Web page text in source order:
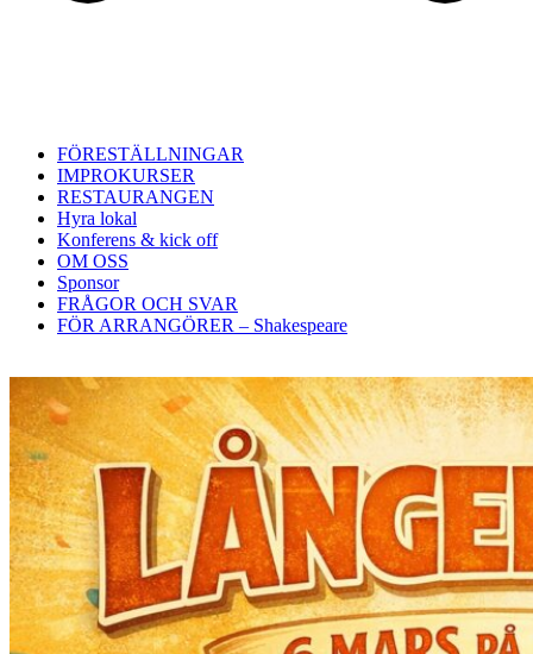
FÖRESTÄLLNINGAR
IMPROKURSER
RESTAURANGEN
Hyra lokal
Konferens & kick off
OM OSS
Sponsor
FRÅGOR OCH SVAR
FÖR ARRANGÖRER – Shakespeare